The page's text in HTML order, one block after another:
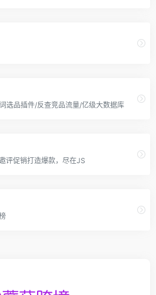
选品插件/反查竞品流量/亿级大数据库
评促销打造爆款，尽在JS